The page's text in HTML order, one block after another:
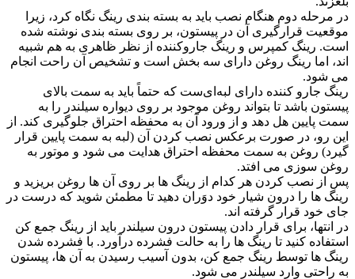
در مرحله دوم هنگام نصب باید به بسته بندی رینگ نگاه کرد، زیرا
موقعیت قرارگیری آن در پیستون، بر روی بسته بندی نوشته شده
است. رینگ کمپرس و رینگ جاروکننده از نظر ظاهری به هم شبیه
اند، اما رینگ روغن دارای سه بخش است و تشخیص آن راحت انجام
می شود.
رینگ جارو کننده دارای لبه‌ای‌ست که حتماً باید به سمت بالای
پیستون باشد تا بتواند روغن موجود بر روی دیواره سیلندر را به
سمت پایین هل دهد و از ورود آن به محفظه احتراق جلوگیری کند. از
این رو، در صورت برعکس نصب کردن آن (لبه به سمت پایین قرار
گیرد) روغن به سمت محفظه احتراق هدایت می شود و موتور به
روغن سوزی می افتد.
پس از نصب کردن هر کدام از رینگ ها بر روی آن ها روغن بریزید و
رینگ ها را درون شیار خود دوَران دهید تا مطمئن شوید که درست در
جای خود قرار گرفته اند.
در انتها، برای قرار دادن پیستون درون سیلندر باید از رینگ جمع کن
استفاده کنید تا رینگ ها را به حالت فشرده درآورد. با فشرده شدن
رینگ ها توسط رینگ جمع کن، بدون آسیب رسیدن به آن ها، پیستون
به راحتی وارد سیلندر می شود.